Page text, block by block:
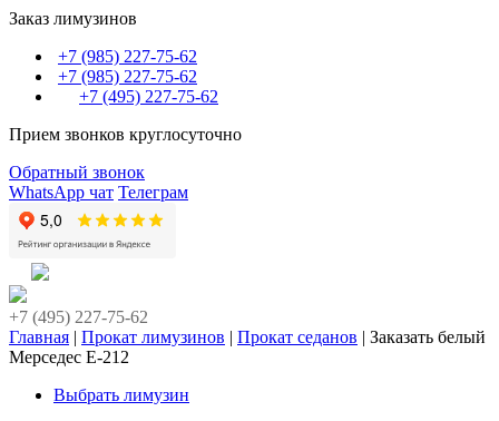
Заказ лимузинов
+7 (985) 227-75-62
+7 (985) 227-75-62
+7 (495) 227-75-62
Прием звонков круглосуточно
Обратный звонок
WhatsApp чат Телеграм
+7 (495) 227-75-62
Главная | Прокат лимузинов | Прокат седанов | Заказать белый
Мерседес Е-212
Выбрать лимузин